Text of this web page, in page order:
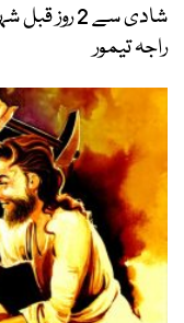
شادی سے 2
راجہ تیمور